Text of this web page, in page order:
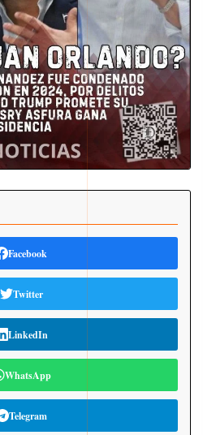
Facebook
Twitter
LinkedIn
WhatsApp
Telegram